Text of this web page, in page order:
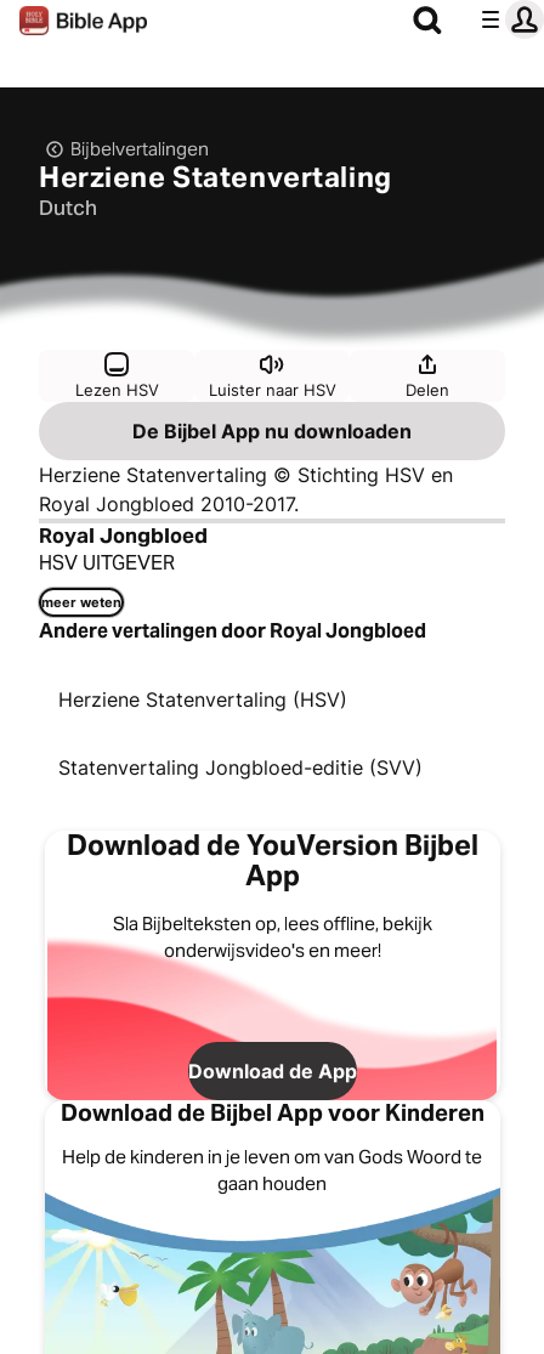
Bijbelvertalingen
Herziene Statenvertaling
Dutch
Lezen HSV Luister naar HSV Delen
De Bijbel App nu downloaden
Herziene Statenvertaling © Stichting HSV en
Royal Jongbloed 2010-2017.
Royal Jongbloed
HSV UITGEVER
meer weten
Andere vertalingen door Royal Jongbloed
Herziene Statenvertaling (HSV)
Statenvertaling Jongbloed-editie (SVV)
Download de YouVersion Bijbel
App
Sla Bijbelteksten op, lees offline, bekijk
onderwijsvideo's en meer!
Download de App
Download de Bijbel App voor Kinderen
Help de kinderen in je leven om van Gods Woord te
gaan houden